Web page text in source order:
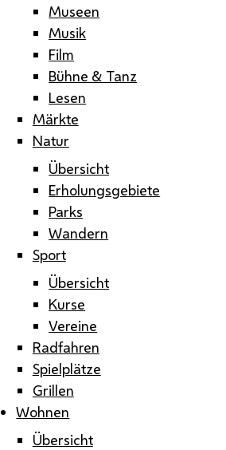
Museen
Musik
Film
Bühne & Tanz
Lesen
Märkte
Natur
Übersicht
Erholungsgebiete
Parks
Wandern
Sport
Übersicht
Kurse
Vereine
Radfahren
Spielplätze
Grillen
Wohnen
Übersicht